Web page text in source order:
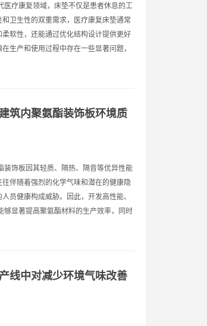
医疗康复领域，床垫不仅是患者休息的工
卫生性的双重需求，医疗康复床垫通常
软性，还能通过优化结构设计提供更好
生产和使用过程中存在一些显著问题，
筑内聚氨酯装饰板环境质
装饰板因其轻质、隔热、隔音等优异性能
伴随着强烈的化学气味和潜在的健康隐
员健康构成威胁。因此，开发高性能、
够显著提高聚氨酯材料的生产效率，同时
线中对减少环境气味改善